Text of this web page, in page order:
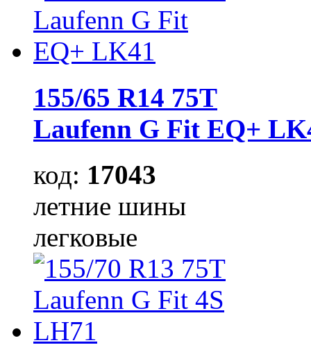
155/65 R14 75T
Laufenn G Fit EQ+
код: 17043
летние шины
легковые